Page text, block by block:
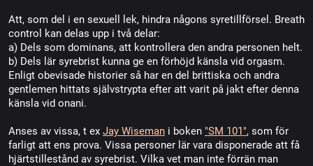
Att, som del i en sexuell lek, hindra någons syretillförsel. Breath
control kan delas upp i två delar:
a) Dels som dominans, att kontrollera den andra personen helt.
b) Dels lär syrebrist kunna ge en förhöjd känsla vid orgasm.
Enligt obevisade historier så har en del brittiska och andra
gentlemen hittats självstrypta efter att varit på jakt efter denna
känsla vid onani.
Anses av vissa, t ex Jay Wiseman i boken "SM 101", som för
farligt att ens prova. Vissa personer lär vara disponerade att få
hjärtstillestånd av syrebrist. Vilka vet man inte förrän man